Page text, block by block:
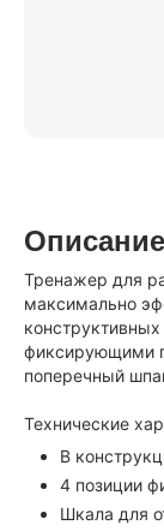
Описание
Тренажер для
максимально
фиксирующими
поперечный
Технические
В
4 позиции
Шкала для